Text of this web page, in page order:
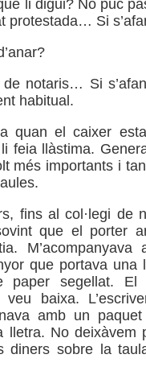
li digui? No puc
protestada… Si
notaris… Si
habitual.
quan el caixer
feia llàstima.
més importants i
fins al col·legi de
que el porter
que portava una
paper segellat.
veu baixa.
amb un
lletra. No deixàvem
diners sobre la